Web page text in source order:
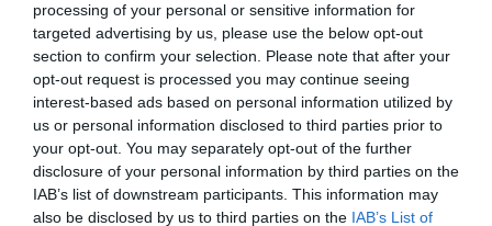
processing of your personal or sensitive information for
targeted advertising by us, please use the below opt-out
section to confirm your selection. Please note that after your
opt-out request is processed you may continue seeing
interest-based ads based on personal information utilized by
us or personal information disclosed to third parties prior to
your opt-out. You may separately opt-out of the further
disclosure of your personal information by third parties on the
IAB’s list of downstream participants. This information may
also be disclosed by us to third parties on the IAB’s List of
Νέους κανόνες για την τουριστική ανάπτυξη, τις
ξενοδοχειακές επενδύσεις, τις βραχυχρόνιες
μισθώσεις τύπου Airbnb και την προστασία των
νησιών και των περιοχών Natura θεσπίζει το νέο
Ειδικό Χωροταξικό Πλαίσιο γι...
11:00 | 08 Αυγούστου 2026 Ελλάδα